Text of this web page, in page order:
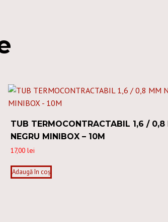
TUB TERMOCONTRACTABIL 1,6 / 0,8
NEGRU MINIBOX – 10M
17,00lei
Adaugă în coș